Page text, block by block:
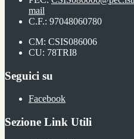
mail
C.F.: 97048060780
CM: CSIS086006
CU: 78TRI8
Seguici su
Facebook
Sezione Link Utili